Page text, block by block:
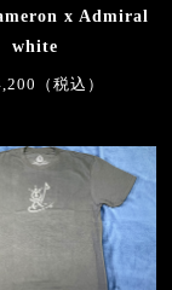
x Admiral
white
（税込）